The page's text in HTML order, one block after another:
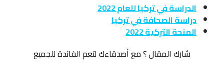
الدراسة في تركيا للعام 2022
دراسة الصحافة في تركيا
المنحة التركية 2022
شارك المقال ؟ مع أصدقاءك لتعم الفائدة للجميع